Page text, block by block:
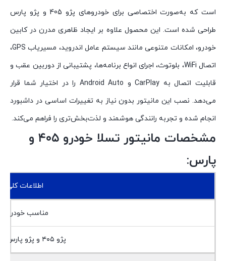
است که به‌صورت اختصاصی برای خودروهای پژو 405 و پژو پارس
طراحی شده است. این محصول علاوه بر ایجاد ظاهری مدرن در کابین
خودرو، امکانات متنوعی مانند سیستم عامل اندروید، مسیریاب GPS،
اتصال WiFi، بلوتوث، اجرای انواع برنامه‌ها، پشتیبانی از دوربین عقب و
قابلیت اتصال به CarPlay و Android Auto را در اختیار شما قرار
می‌دهد. نصب این مانیتور بدون نیاز به تغییرات اساسی در داشبورد
انجام شده و تجربه رانندگی هوشمند و لذت‌بخش‌تری را فراهم می‌کند.
مشخصات مانیتور تسلا خودرو ۴۰۵ و
پارس:
اطلاعات کلی
مناسب خودرو
پژو ۴۰۵ و پژو پارس